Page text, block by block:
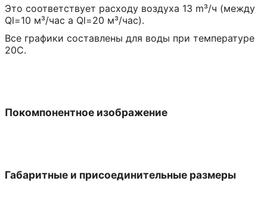
Это соответствует расходу воздуха 13 m³/ч (между
Ql=10 м³/час a Ql=20 м³/час).
Все графики составлены для воды при температуре
20С.
Покомпонентное изображение
Габаритные и присоединительные размеры